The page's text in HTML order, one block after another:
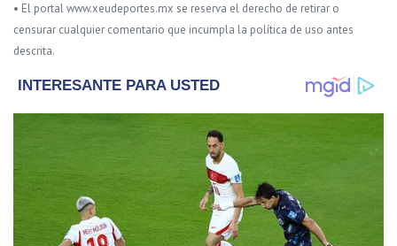
• El portal www.xeudeportes.mx se reserva el derecho de retirar o
censurar cualquier comentario que incumpla la política de uso antes
descrita.